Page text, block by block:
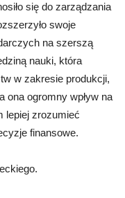
się do zarządzania
swoje
na szerszą
nauki, która
w zakresie produkcji,
ona ogromny wpływ na
lepiej zrozumieć
finansowe.